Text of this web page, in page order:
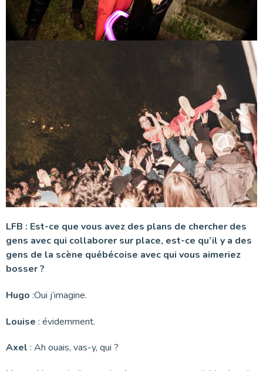
LFB : Est-ce que vous avez des plans de chercher des
gens avec qui collaborer sur place, est-ce qu’il y a des
gens de la scène québécoise avec qui vous aimeriez
bosser ?
Hugo :Oui j’imagine.
Louise : évidemment.
Axel : Ah ouais, vas-y, qui ?